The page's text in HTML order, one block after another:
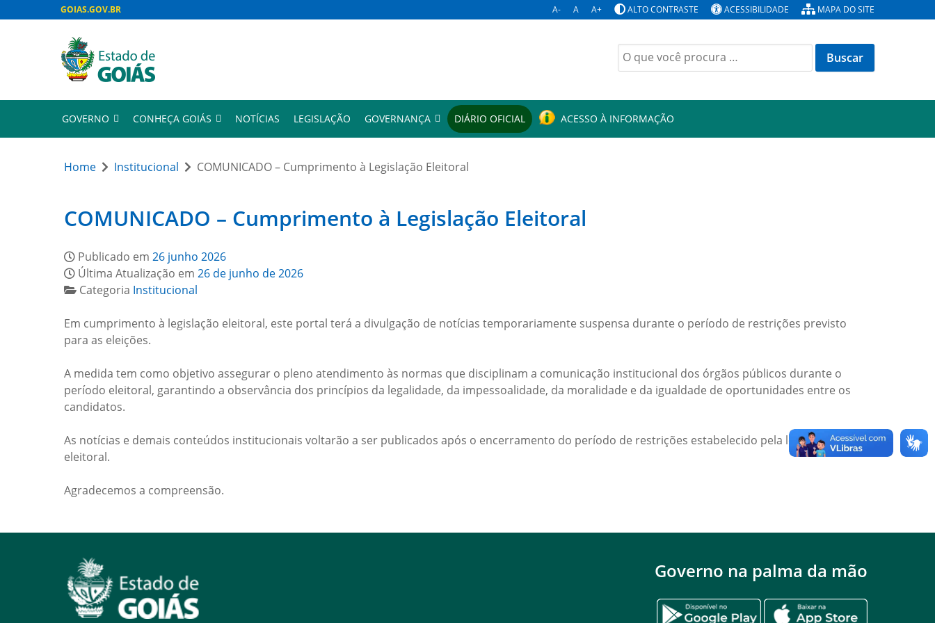
GOIAS.GOV.BR A- A A+ ALTO CONTRASTE ACESSIBILIDADE MAPA DO SITE
Buscar
por:
GOVERNO CONHEÇA GOIÁS NOTÍCIAS LEGISLAÇÃO GOVERNANÇA DIÁRIO OFICIAL ACESSO À INFORMAÇÃO
Home Institucional COMUNICADO – Cumprimento à Legislação Eleitoral
COMUNICADO – Cumprimento à Legislação Eleitoral
Publicado em 26 junho 2026
Última Atualização em 26 de junho de 2026
Categoria Institucional
Em cumprimento à legislação eleitoral, este portal terá a divulgação de notícias temporariamente suspensa durante o período de restrições previsto
para as eleições.
A medida tem como objetivo assegurar o pleno atendimento às normas que disciplinam a comunicação institucional dos órgãos públicos durante o
período eleitoral, garantindo a observância dos princípios da legalidade, da impessoalidade, da moralidade e da igualdade de oportunidades entre os
candidatos.
As notícias e demais conteúdos institucionais voltarão a ser publicados após o encerramento do período de restrições estabelecido pela legislação
eleitoral.
Agradecemos a compreensão.
Governo na palma da mão